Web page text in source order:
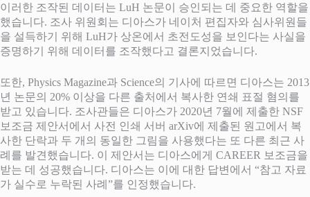
이러한 조작된 데이터는 LuH 논문이 승인되는 데 중요한 역할을
했습니다. 조사 위원회는 디아스가 네이처 편집자와 심사위원들
을 설득하기 위해 LuH가 상온에서 초전도성을 보인다는 사실을
증명하기 위해 데이터를 조작했다고 결론지었습니다.
또한, Physics Magazine과 Science의 기사에 따르면 디아스는 2013
년 논문의 20% 이상을 다른 출처에서 복사한 연쇄 표절 혐의를
받고 있습니다. 조사관들은 디아스가 2020년 7월에 제출한 NSF
보조금 제안서에서 사전 인쇄 서버 arXiv에 제출된 원고에서 복
사한 단락과 두 개의 동일한 그림을 사용했다는 또 다른 최근 사
례를 발견했습니다. 이 제안서는 디아스에게 CAREER 보조금을
받는 데 성공했습니다. 디아스는 이에 대한 답변에서 “참고 자료
가 실수로 누락된 사례”를 인정했습니다.